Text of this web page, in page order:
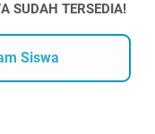
SUDAH TERSEDIA!
Siswa